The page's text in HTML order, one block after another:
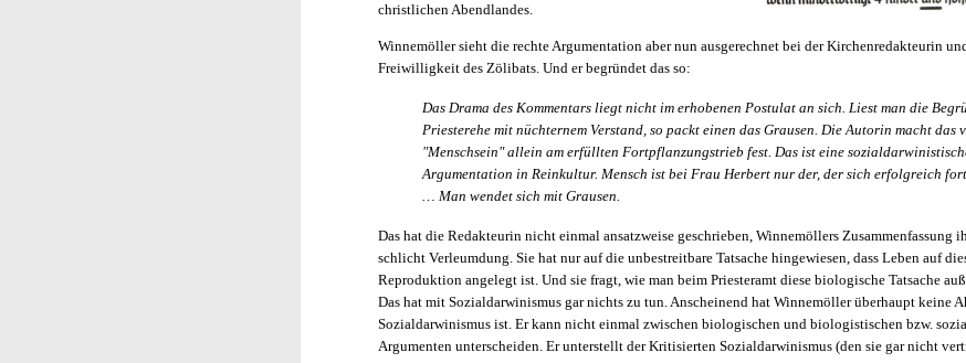
christlichen Abendlandes.
Winnemöller sieht die rechte Argumentation aber nun ausgerechnet bei der Kirchenredakteurin
Freiwilligkeit des Zölibats. Und er begründet das so:
Das Drama des Kommentars liegt nicht im erhobenen Postulat an sich. Liest man die
Priesterehe mit nüchternem Verstand, so packt einen das Grausen. Die Autorin macht das
"Menschsein" allein am erfüllten Fortpflanzungstrieb fest. Das ist eine
Argumentation in Reinkultur. Mensch ist bei Frau Herbert nur der, der sich erfolgreich
… Man wendet sich mit Grausen.
Das hat die Redakteurin nicht einmal ansatzweise geschrieben, Winnemöllers Zusammenfassung
schlicht Verleumdung. Sie hat nur auf die unbestreitbare Tatsache hingewiesen, dass Leben auf
Reproduktion angelegt ist. Und sie fragt, wie man beim Priesteramt diese biologische Tatsache
Das hat mit Sozialdarwinismus gar nichts zu tun. Anscheinend hat Winnemöller überhaupt keine
Sozialdarwinismus ist. Er kann nicht einmal zwischen biologischen und biologistischen bzw.
Argumenten unterscheiden. Er unterstellt der Kritisierten Sozialdarwinismus (den sie gar nicht